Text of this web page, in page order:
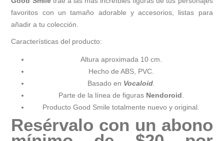
favoritos con un tamaño adorable y accesorios, listas para
añadir a tu colección.
Características del producto:
Altura aproximada 10 cm.
Hecho de ABS, PVC.
Basado en Vocaloid.
Parte de la línea de figuras Nendoroid
Producto Good Smile totalmente nuevo y original.
Resérvalo con un abono